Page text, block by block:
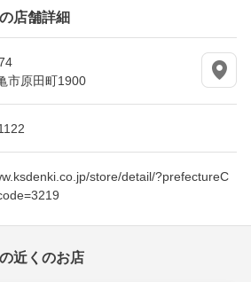
店舗詳細
市原田町1900
store/detail/?prefectureC
近くのお店